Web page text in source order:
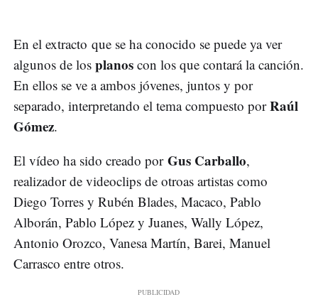
En el extracto que se ha conocido se puede ya ver
algunos de los planos con los que contará la canción.
En ellos se ve a ambos jóvenes, juntos y por
separado, interpretando el tema compuesto porRaúl
Gómez.
El vídeo ha sido creado por Gus Carballo,
realizador de videoclips de otroas artistas como
Diego Torres y Rubén Blades, Macaco, Pablo
Alborán, Pablo López y Juanes, Wally López,
Antonio Orozco, Vanesa Martín, Barei, Manuel
Carrasco entre otros.